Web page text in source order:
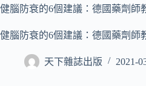
健腦防衰的6個建議：德國藥劑師
健腦防衰的6個建議：德國藥劑師
天下雜誌出版 2021-